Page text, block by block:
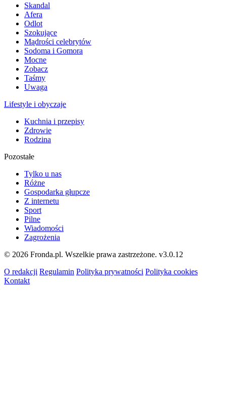
Skandal
Afera
Odlot
Szokujące
Mądrości celebrytów
Sodoma i Gomora
Mocne
Zobacz
Taśmy
Uwaga
Lifestyle i obyczaje
Kuchnia i przepisy
Zdrowie
Rodzina
Pozostałe
Tylko u nas
Różne
Gospodarka głupcze
Z internetu
Sport
Pilne
Wiadomości
Zagrożenia
© 2026 Fronda.pl. Wszelkie prawa zastrzeżone. v3.0.12
O redakcji Regulamin Polityka prywatności Polityka cookies
Kontakt